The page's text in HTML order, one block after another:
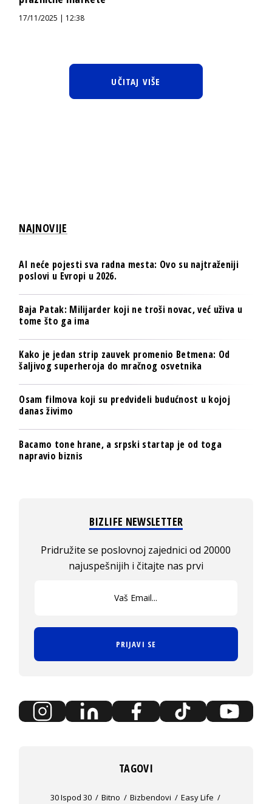
17/11/2025 | 12:38
UČITAJ VIŠE
NAJNOVIJE
AI neće pojesti sva radna mesta: Ovo su najtraženiji
poslovi u Evropi u 2026.
Baja Patak: Milijarder koji ne troši novac, već uživa u
tome što ga ima
Kako je jedan strip zauvek promenio Betmena: Od
šaljivog superheroja do mračnog osvetnika
Osam filmova koji su predvideli budućnost u kojoj
danas živimo
Bacamo tone hrane, a srpski startap je od toga
napravio biznis
BIZLIFE NEWSLETTER
Pridružite se poslovnoj zajednici od 20000
najuspešnijih i čitajte nas prvi
PRIJAVI SE
TAGOVI
30 Ispod 30 Bitno Bizbendovi
Easy Life